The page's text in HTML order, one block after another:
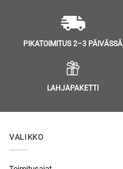
PIKATOIMITUS 2–3 PÄIVÄSSÄ
LAHJAPAKETTI
VALIKKO